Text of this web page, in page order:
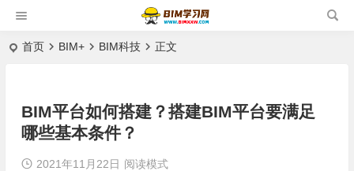
首页 BIM+ BIM科技 正文
BIM平台如何搭建？搭建BIM平台要满足
哪些基本条件？
2021年11月22日 阅读模式